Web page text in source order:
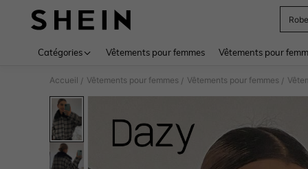
Robe
Catégories Vêtements pour femmes Vêtements pour
Accueil / Vêtements pour femmes / Vêtements pour femmes /